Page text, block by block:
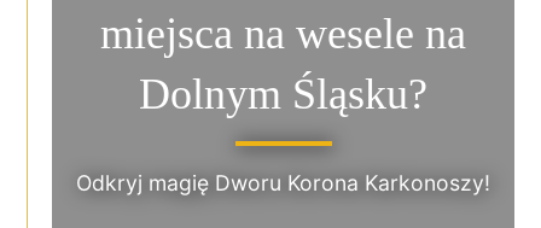
miejsca na wesele na
Dolnym Śląsku?
Odkryj magię Dworu Korona Karkonoszy!